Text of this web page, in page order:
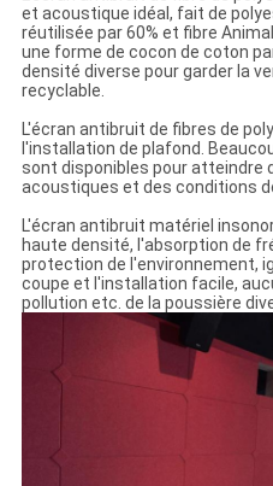
et acoustique idéal, fait de
réutilisée par 60% et fibre
une forme de cocon de coton
densité diverse pour garder la
recyclable.
L'écran antibruit de fibres de
l'installation de plafond.
sont disponibles pour atteindre
acoustiques et des conditions
L'écran antibruit matériel
haute densité, l'absorption de
protection de l'environnement,
coupe et l'installation facile,
pollution etc. de la poussière